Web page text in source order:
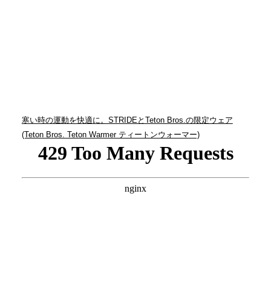
寒い時の運動を快適に。STRIDEとTeton Bros.の限定ウェア
(Teton Bros. Teton Warmer ティートンウォーマー)